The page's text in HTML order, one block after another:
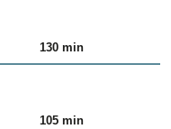
130 min
105 min